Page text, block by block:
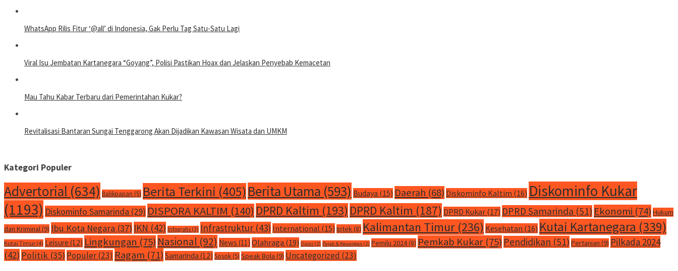
WhatsApp Rilis Fitur ‘@all’ di Indonesia, Gak Perlu Tag Satu-Satu Lagi
Viral Isu Jembatan Kartanegara “Goyang”, Polisi Pastikan Hoax dan Jelaskan Penyebab Kemacetan
Mau Tahu Kabar Terbaru dari Pemerintahan Kukar?
Revitalisasi Bantaran Sungai Tenggarong Akan Dijadikan Kawasan Wisata dan UMKM
Kategori Populer
Advertorial (634) Balikpapan (5) Berita Terkini (405)Berita Utama (593) Budaya (15) Daerah (68) Diskominfo Kaltim (16) Diskominfo Kukar
(1193) Diskominfo Samarinda (29) DISPORA KALTIM (140) DPRD Kaltim (193) DPRD Kaltim (187) DPRD Kukar (17) DPRD Samarinda (51) Ekonomi (74) Hukum
dan Kriminal(9) Ibu Kota Negara (37) IKN (42) Infografis (3) Infrastruktur (43) International (15) Iptek(8) Kalimantan Timur (236) Kesehatan (16) Kutai Kartanegara (339)
Kutai Timur (4) Leisure (12) Lingkungan (75) Nasional (92) News (11) Olahraga (19) Opini (2) Pajak & Keuangan (2) Pemilu 2024(8) Pemkab Kukar (75) Pendidikan (51) Pertanian (9) Pilkada 2024
(42) Politik (35) Populer(23) Ragam (71) Samarinda (12) Sosok(5) Speak Bola (9) Uncategorized (23)